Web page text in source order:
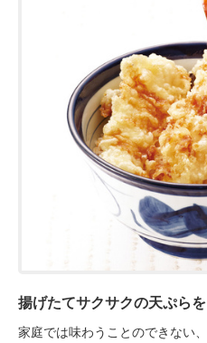
揚げたてサクサクの天ぷら
家庭では味わうことのできない